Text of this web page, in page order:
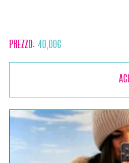
PREZZO: 40,00€